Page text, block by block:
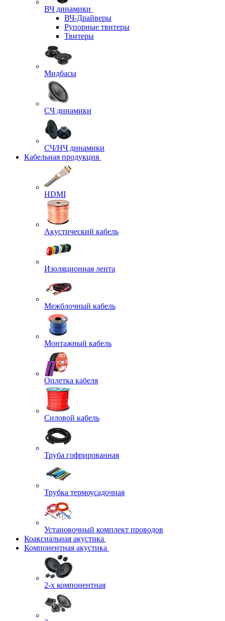
ВЧ динамики
ВЧ-Драйверы
Рупорные твитеры
Твитеры
Мидбасы
СЧ динамики
СЧ/НЧ динамики
Кабельная продукция
HDMI
Акустический кабель
Изоляционная лента
Межблочный кабель
Монтажный кабель
Оплетка кабеля
Силовой кабель
Труба гофрированная
Трубка термоусадочная
Установочный комплект проводов
Коаксиальная акустика
Компонентная акустика
2-х компонентная